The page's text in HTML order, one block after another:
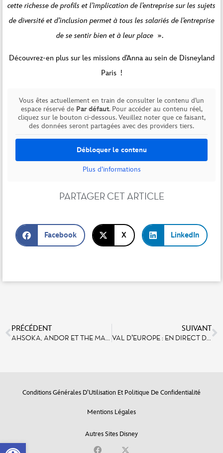
Open toolbar
cette richesse de profils et l’implication de l’entreprise sur les sujets
de diversité et d’inclusion permet à tous les salariés de l’entreprise
de se sentir bien et à leur place».
Découvrez-en plus sur les missions d’Anna au sein de Disneyland
Paris !
Vous êtes actuellement en train de consulter le contenu d’un
espace réservé de Par défaut. Pour accéder au contenu réel,
cliquez sur le bouton ci-dessous. Veuillez noter que ce faisant,
des données seront partagées avec des providers tiers.
Débloquer le contenu
Plus d’informations
PARTAGER CET ARTICLE
Facebook X LinkedIn
PRÉCÉDENT
AHSOKA, ANDOR ET THE MANDALORIAN INSPIRENT LES NOUVELLES AVENTURES DE STAR TOURS À VENIR LE 5 AVRIL 2024
SUIVANT
VAL D’EUROPE : EN DIRECT DU MIPIM, AGENCITY PROMOTION ET WHITESTONE ANNONCENT LE LANCEMENT DE LA FABRIQUE
Conditions Générales D’Utilisation Et Politique De Confidentialité
Mentions Légales
Autres Sites Disney